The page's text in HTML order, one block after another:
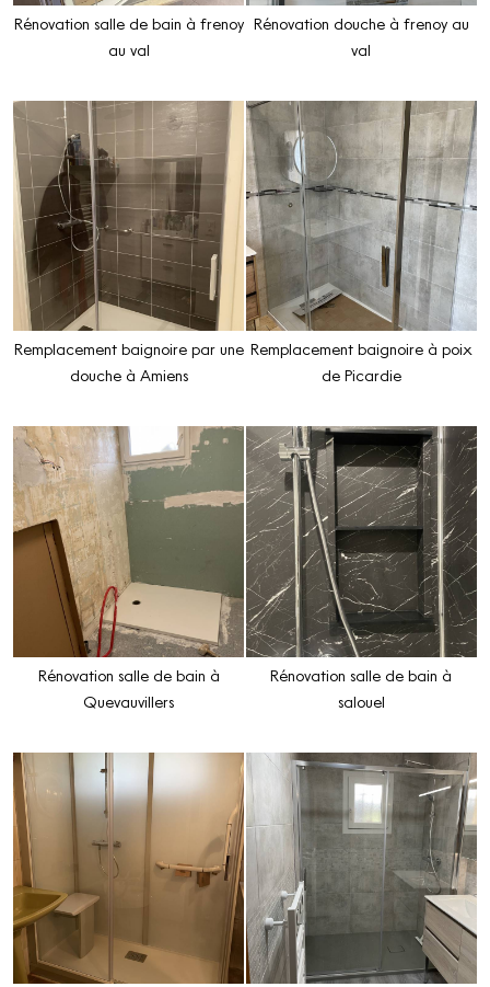
Rénovation salle de bain à frenoy
au val
Rénovation douche à frenoy au
val
Remplacement baignoire par une
douche à Amiens
Remplacement baignoire à poix
de Picardie
Rénovation salle de bain à
Quevauvillers
Rénovation salle de bain à
salouel